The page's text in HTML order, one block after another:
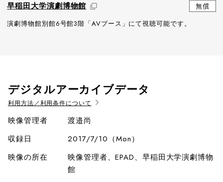
早稲田大学演劇博物館
無償
演劇博物館別館6号館3階「AVブース」にて視聴可能です。
デジタルアーカイブデータ
利用方法／利用条件について
映像管理者
渡邉尚
収録日
2017/7/10（Mon）
映像の所在
映像管理者、EPAD、早稲田大学演劇博物
館